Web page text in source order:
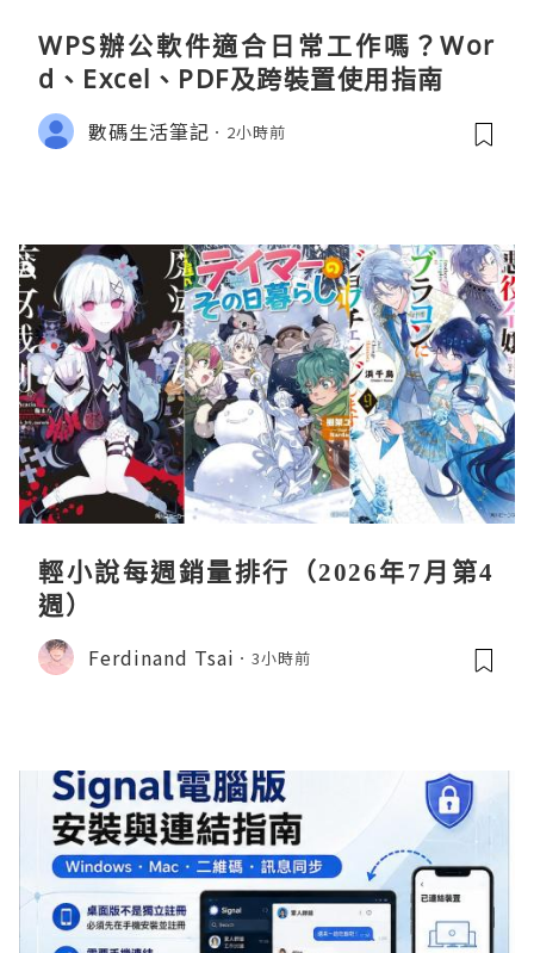
WPS辦公軟件適合日常工作嗎？Wor
d、Excel、PDF及跨裝置使用指南
數碼生活筆記 2小時前
輕小說每週銷量排行（2026年7月第4
週）
Ferdinand Tsai 3小時前